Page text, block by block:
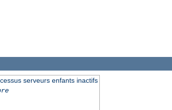
serveurs enfants inactifs